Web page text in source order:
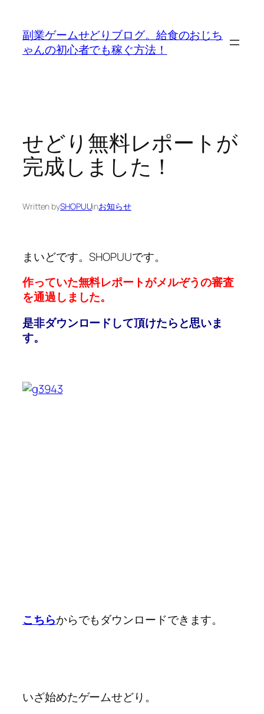
副業ゲームせどりブログ。給食のおじち
ゃんの初心者でも稼ぐ方法！
せどり無料レポートが
完成しました！
Written bySHOPUUinお知らせ
まいどです。SHOPUUです。
作っていた無料レポートがメルぞうの審査
を通過しました。
是非ダウンロードして頂けたらと思いま
す。
こちらからでもダウンロードできます。
いざ始めたゲームせどり。